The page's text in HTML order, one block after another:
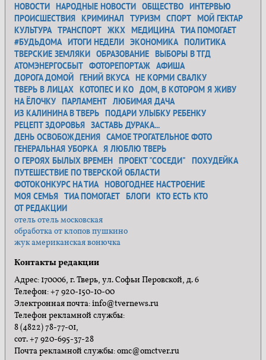
НОВОСТИ НАРОДНЫЕ НОВОСТИ ОБЩЕСТВО ИНТЕРВЬЮ
ПРОИСШЕСТВИЯ КРИМИНАЛ ТУРИЗМ СПОРТ МОЙ ГЕКТАР
КУЛЬТУРА ТРАНСПОРТ ЖКХ МЕДИЦИНА ТИА ПОМОГАЕТ
#БУДЬДОМА ИТОГИ НЕДЕЛИ ЭКОНОМИКА ПОЛИТИКА
ТВЕРСКИЕ ЗЕМЛЯКИ ОБРАЗОВАНИЕ ВЫБОРЫ В ТГД
АТОМЭНЕРГОСБЫТ ФОТОРЕПОРТАЖ АФИША
ДОРОГА ДОМОЙ ГЕНИЙ ВКУСА НЕ КОРМИ СВАЛКУ
ТВЕРЬ В ЛИЦАХ КОТОПЕС И КО ДОМ, В КОТОРОМ Я ЖИВУ
НА ЁЛОЧКУ ПАРЛАМЕНТ ЛЮБИМАЯ ДАЧА
ИЗ КАЛИНИНА В ТВЕРЬ ПОДАРИ УЛЫБКУ РЕБЕНКУ
РЕЦЕПТ ЗДОРОВЬЯ ЗАСТАВЬ ДУРАКА...
ДЕНЬ ОСВОБОЖДЕНИЯ САМОЕ ТРОГАТЕЛЬНОЕ ФОТО
ГЕНЕРАЛЬНАЯ УБОРКА Я ЛЮБЛЮ ТВЕРЬ
О ГЕРОЯХ БЫЛЫХ ВРЕМЕН ПРОЕКТ "СОСЕДИ"
ПОХУДЕЙКА
ПУТЕШЕСТВИЕ ПО ТВЕРСКОЙ ОБЛАСТИ
ФОТОКОНКУРС НА ТИА НОВОГОДНЕЕ НАСТРОЕНИЕ
МОЯ СЕМЬЯ ТИА ПОМОГАЕТ БЛОГИ КТО ЕСТЬ КТО
ОТ РЕДАКЦИИ
отель отель московская
обработка от клопов пушкино
жук американская вонючка
Контакты редакции
Адрес: 170006, г. Тверь, ул. Софьи Перовской, д. 6
Телефон: +7 920-150-10-00
Электронная почта: info@tvernews.ru
Телефон рекламной службы:
8 (4822) 78-77-01,
сот. +7 920-695-37-28
Почта рекламной службы: omc@omctver.ru